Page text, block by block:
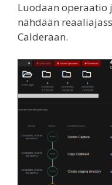
Luodaan operaatio
nähdään
Calderaan.